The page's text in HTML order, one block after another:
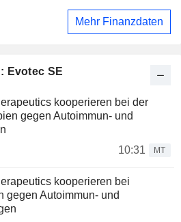
Evotec SE
kooperieren bei der
gegen Autoimmun- und
10:31
MT
kooperieren bei
gegen Autoimmun- und
Mehr Finanzdaten